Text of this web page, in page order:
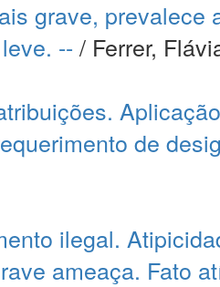
grave, prevalece
-- / Ferrer,
de
ilegal.
ameaça. Fato